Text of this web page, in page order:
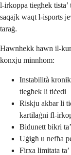
l-irkoppa tiegħek
saqajk waqt l-isports
taraġ.
Hawnhekk hawn il-
konxju minnhom:
Instabilità
tiegħek li tiċedi
Riskju akbar li
kartilaġni fl-
Bidunett bikri
Uġigħ u nefħa
Firxa limitata